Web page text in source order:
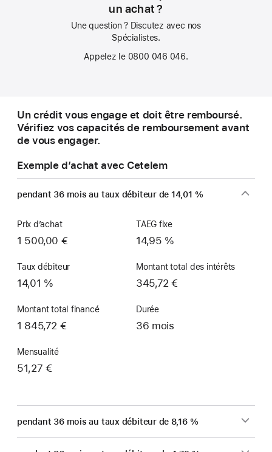
un achat ?
Une question ? Discutez avec nos
Spécialistes.
Appelez le 0800 046 046.
Un crédit vous engage et doit être remboursé.
Vérifiez vos capacités de remboursement avant
de vous engager.
Exemple d’achat avec Cetelem
pendant 36 mois au taux débiteur de 14,01 %
Prix d’achat
1 500,00 €
TAEG fixe
14,95 %
Taux débiteur
14,01 %
Montant total des intérêts
345,72 €
Montant total financé
1 845,72 €
Durée
36 mois
Mensualité
51,27 €
pendant 36 mois au taux débiteur de 8,16 %